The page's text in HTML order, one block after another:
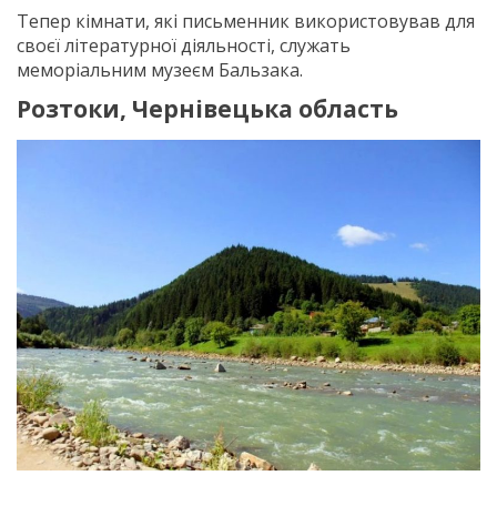
Тепер кімнати, які письменник використовував для
своєї літературної діяльності, служать
меморіальним музеєм Бальзака.
Розтоки, Чернівецька область